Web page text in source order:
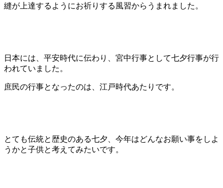
縫が上達するようにお祈りする風習からうまれました。
日本には、平安時代に伝わり、宮中行事として七夕行事が行
われていました。
庶民の行事となったのは、江戸時代あたりです。
とても伝統と歴史のある七夕、今年はどんなお願い事をしよ
うかと子供と考えてみたいです。